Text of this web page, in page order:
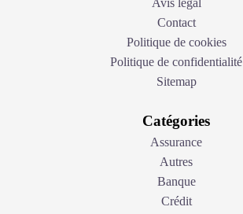
Avis légal
Contact
Politique de cookies
Politique de confidentialité
Sitemap
Catégories
Assurance
Autres
Banque
Crédit